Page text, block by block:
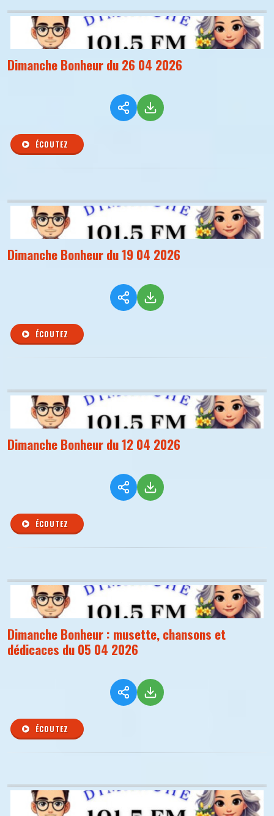
Dimanche Bonheur du 26 04 2026
ÉCOUTEZ
Dimanche Bonheur du 19 04 2026
ÉCOUTEZ
Dimanche Bonheur du 12 04 2026
ÉCOUTEZ
Dimanche Bonheur : musette, chansons et
dédicaces du 05 04 2026
ÉCOUTEZ